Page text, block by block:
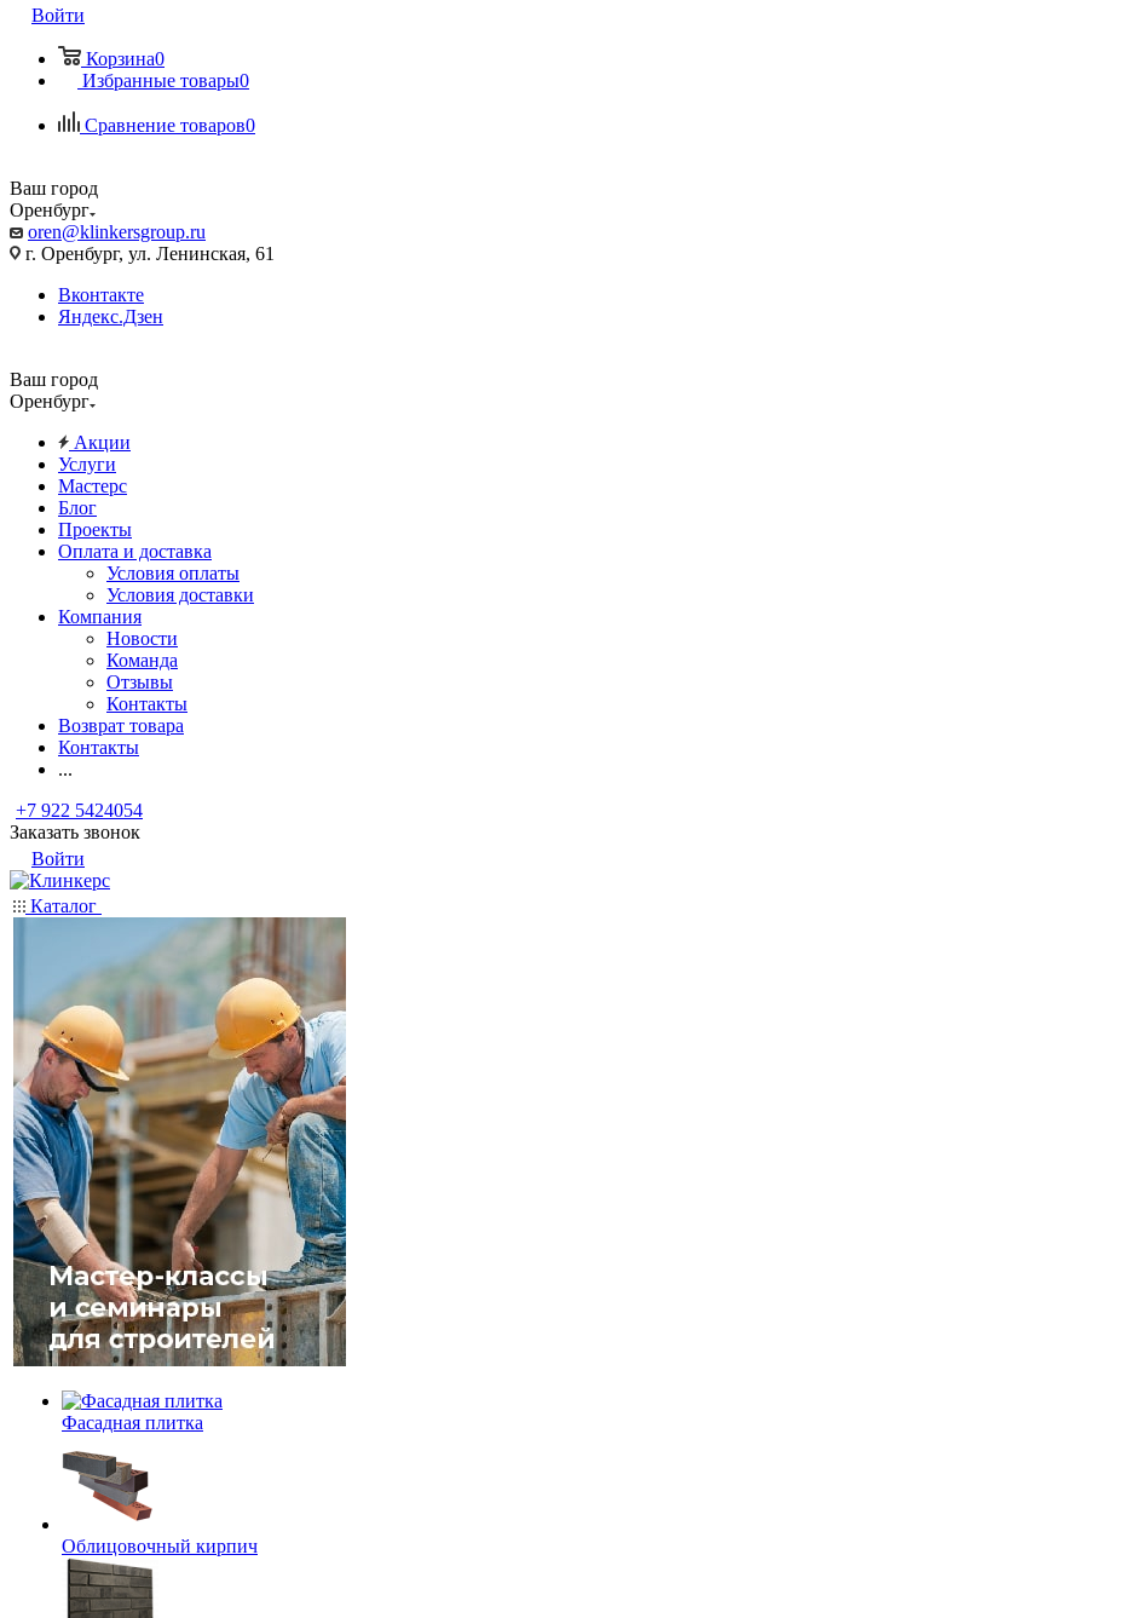
Войти
Корзина0
Избранные товары0
Сравнение товаров0
Ваш город
Оренбург
oren@klinkersgroup.ru
г. Оренбург, ул. Ленинская, 61
Вконтакте
Яндекс.Дзен
Ваш город
Оренбург
Акции
Услуги
Мастерс
Блог
Проекты
Оплата и доставка
Условия оплаты
Условия доставки
Компания
Новости
Команда
Отзывы
Контакты
Возврат товара
Контакты
...
+7 922 5424054
Заказать звонок
Войти
Каталог
Фасадная плитка
Облицовочный кирпич